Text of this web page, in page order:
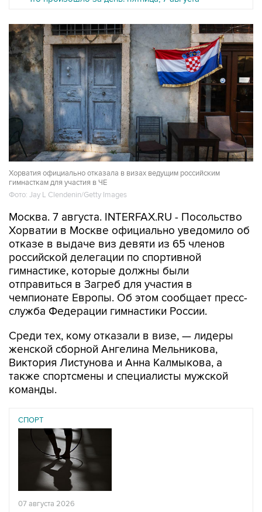
Хорватия официально отказала в визах ведущим российским
гимнасткам для участия в ЧЕ
Фото: Jay L Clendenin/Getty Images
Москва. 7 августа. INTERFAX.RU - Посольство
Хорватии в Москве официально уведомило об
отказе в выдаче виз девяти из 65 членов
российской делегации по спортивной
гимнастике, которые должны были
отправиться в Загреб для участия в
чемпионате Европы. Об этом сообщает пресс-
служба Федерации гимнастики России.
Среди тех, кому отказали в визе, — лидеры
женской сборной Ангелина Мельникова,
Виктория Листунова и Анна Калмыкова, а
также спортсмены и специалисты мужской
команды.
СПОРТ
07 августа 2026